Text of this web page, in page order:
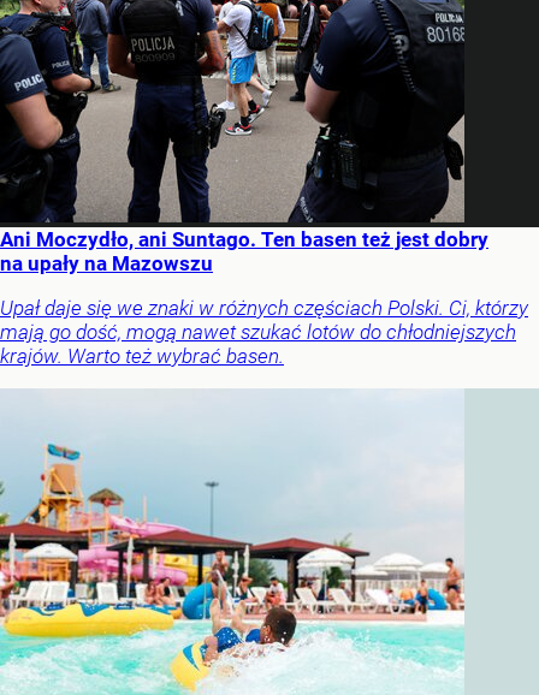
Ani Moczydło, ani Suntago. Ten basen też jest dobry
na upały na Mazowszu
Upał daje się we znaki w różnych częściach Polski. Ci, którzy
mają go dość, mogą nawet szukać lotów do chłodniejszych
krajów. Warto też wybrać basen.